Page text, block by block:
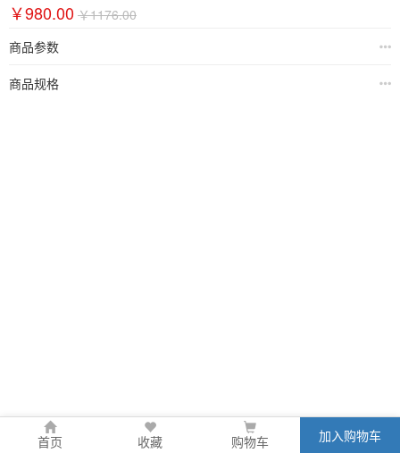
￥980.00 ￥1176.00
商品参数
商品规格
首页 收藏 购物车 加入购物车